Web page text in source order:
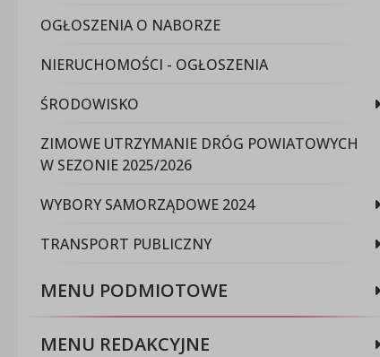
OGŁOSZENIA O NABORZE
NIERUCHOMOŚCI - OGŁOSZENIA
ŚRODOWISKO
ZIMOWE UTRZYMANIE DRÓG POWIATOWYCH
W SEZONIE 2025/2026
WYBORY SAMORZĄDOWE 2024
TRANSPORT PUBLICZNY
MENU PODMIOTOWE
MENU REDAKCYJNE